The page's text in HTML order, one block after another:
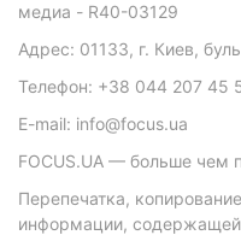
медиа - R40-03129
Адрес: 01133, г. Киев,
Телефон: +38 044 207 45
E-mail: info@focus.ua
FOCUS.UA — больше чем
Перепечатка,
информации, содержащей